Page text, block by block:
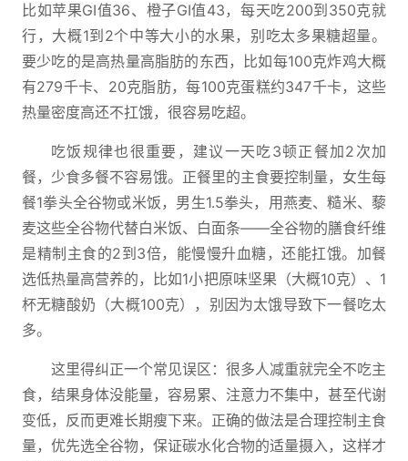
比如苹果GI值36、橙子GI值43，每天吃200到350克就
行，大概1到2个中等大小的水果，别吃太多果糖超量。
要少吃的是高热量高脂肪的东西，比如每100克炸鸡大概
有279千卡、20克脂肪，每100克蛋糕约347千卡，这些
热量密度高还不扛饿，很容易吃超。
吃饭规律也很重要，建议一天吃3顿正餐加2次加
餐，少食多餐不容易饿。正餐里的主食要控制量，女生每
餐1拳头全谷物或米饭，男生1.5拳头，用燕麦、糙米、藜
麦这些全谷物代替白米饭、白面条——全谷物的膳食纤维
是精制主食的2到3倍，能慢慢升血糖，还能扛饿。加餐
选低热量高营养的，比如1小把原味坚果（大概10克）、1
杯无糖酸奶（大概100克），别因为太饿导致下一餐吃太
多。
这里得纠正一个常见误区：很多人减重就完全不吃主
食，结果身体没能量，容易累、注意力不集中，甚至代谢
变低，反而更难长期瘦下来。正确的做法是合理控制主食
量，优先选全谷物，保证碳水化合物的适量摄入，这样才